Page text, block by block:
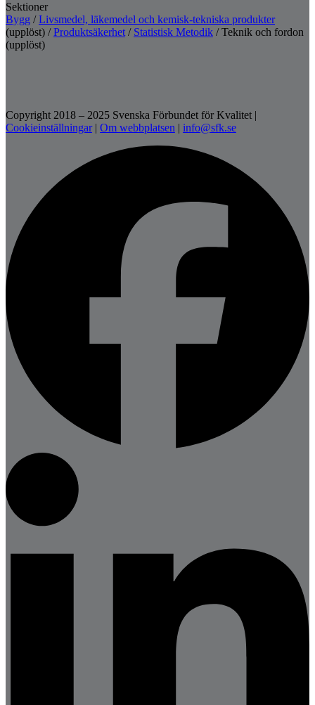
Sektioner
Bygg /Livsmedel, läkemedel och kemisk-tekniska produkter
(upplöst) /Produktsäkerhet / Statistisk Metodik / Teknik och fordon
(upplöst)
Copyright 2018 – 2025 Svenska Förbundet för Kvalitet |
Cookieinställningar | Om webbplatsen | info@sfk.se